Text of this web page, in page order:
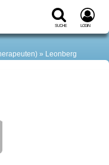
Suche Login
Leonberg